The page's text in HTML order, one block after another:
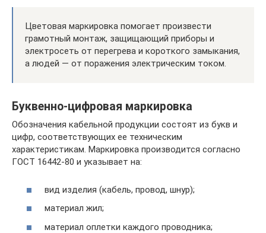
Цветовая маркировка помогает произвести
грамотный монтаж, защищающий приборы и
электросеть от перегрева и короткого замыкания,
а людей — от поражения электрическим током.
Буквенно-цифровая маркировка
Обозначения кабельной продукции состоят из букв и
цифр, соответствующих ее техническим
характеристикам. Маркировка производится согласно
ГОСТ 16442-80 и указывает на:
вид изделия (кабель, провод, шнур);
материал жил;
материал оплетки каждого проводника;